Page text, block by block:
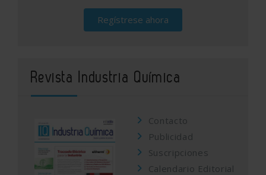
Regístrese ahora
Revista Industria Química
Contacto
Publicidad
Suscripciones
Calendario Editorial